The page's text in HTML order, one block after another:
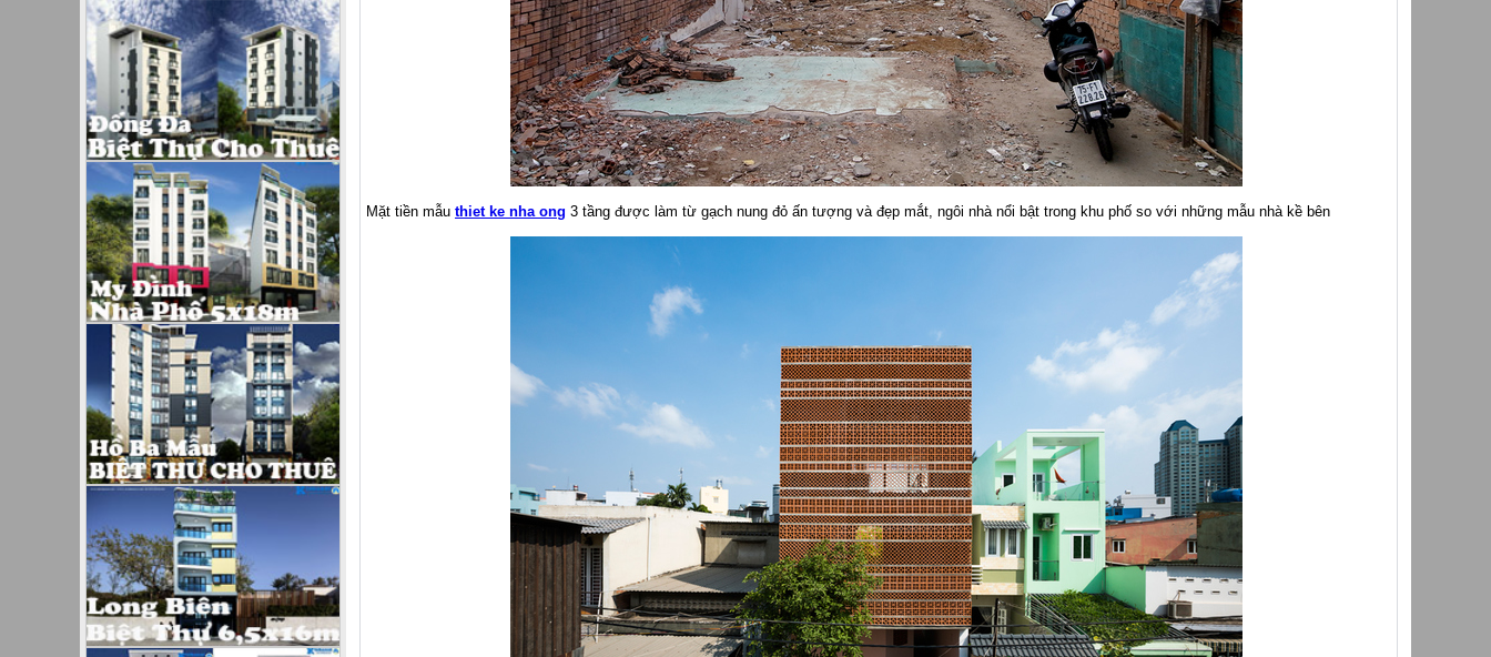
Mặt tiền mẫu thiet ke nha ong 3 tầng được làm từ gạch nung đỏ ấn tượng và đẹp mắt, ngôi nhà nổi bật trong khu phố so với những mẫu nhà kề bên